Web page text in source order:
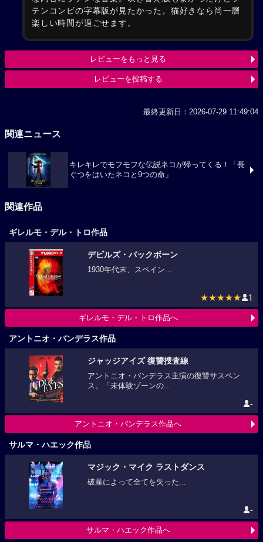
テンコンビの字幕版が見たかった。猫好きなら尚一層
楽しい時間が過ごせます。
レビューをもっと見る
レビューを投稿する
最終更新日：2026-07-29 11:49:04
関連ニュース
キレキレでモフモフな伝説ネコが帰ってくる！「長
ぐつをはいたネコと9つの命」
関連作品
ギレルモ・デル・トロ作品
デビルズ・バックボーン
1930年代末、スペイン...
★★★★★ 1
ギレルモ・デル・トロ作品へ
アントニオ・バンデラス作品
ジャッジアイズ 復讐捜査線
アントニオ・バンデラス主演の復讐サスペン
ス。「未体験ゾーンの...
-
アントニオ・バンデラス作品へ
サルマ・ハエック作品
マジック・マイク ラストダンス
破産によって全てを失った...
-
サルマ・ハエック作品へ